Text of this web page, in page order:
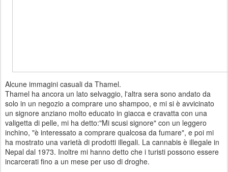
Alcune immagini casuali da Thamel.
Thamel ha ancora un lato selvaggio, l'altra sera sono andato da
solo in un negozio a comprare uno shampoo, e mi si è avvicinato
un signore anziano molto educato in giacca e cravatta con una
valigetta di pelle, mi ha detto:"Mi scusi signore" con un leggero
inchino, "è interessato a comprare qualcosa da fumare", e poi mi
ha mostrato una varietà di prodotti illegali. La cannabis è illegale in
Nepal dal 1973. Inoltre mi hanno detto che i turisti possono essere
incarcerati fino a un mese per uso di droghe.